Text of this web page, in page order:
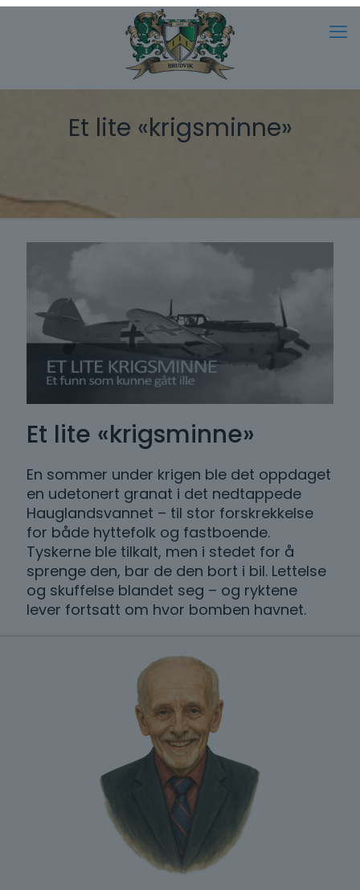
Et lite «krigsminne»
Et lite «krigsminne»
En sommer under krigen ble det oppdaget
en udetonert granat i det nedtappede
Hauglandsvannet – til stor forskrekkelse
for både hyttefolk og fastboende.
Tyskerne ble tilkalt, men i stedet for å
sprenge den, bar de den bort i bil. Lettelse
og skuffelse blandet seg – og ryktene
lever fortsatt om hvor bomben havnet.